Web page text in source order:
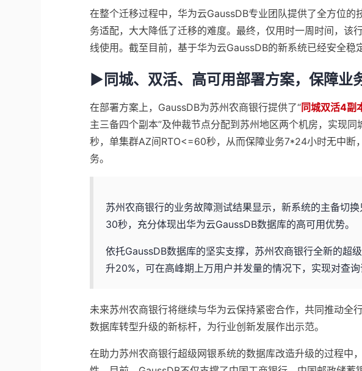
在整个迁移过程中，华为云GaussDB专业团队提供了全方位的
务适配，大大降低了迁移的难度。最终，仅用时一周时间，该
线使用。截至目前，基于华为云GaussDB的新系统已经安全稳
▶同城、双活、高可用部署方案，保障业
在部署方案上，GaussDB为苏州农商银行提供了“同城双活4副
主三备四个副本”及仲裁节点分配到苏州地区两个机房，实现
秒，单集群AZ间RTO<=60秒，从而保障业务7*24小时无中断
务。
苏州农商银行的业务故障测试结果显示，新系统的主备切
30秒，充分体现出华为云GaussDB数据库的高可用优势。
依托GaussDB数据库的坚实支撑，苏州农商银行全新的超
升20%，可在高峰期上万用户并发量的情况下，实现对查询
未来苏州农商银行将继续与华为云保持紧密合作，共同推动全
数据库转型升级的新标杆，为行业创新发展作出示范。
在助力苏州农商银行超级网银系统的数据库改造升级的过程中